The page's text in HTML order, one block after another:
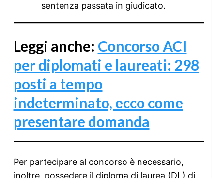
sentenza passata in giudicato.
Leggi anche: Concorso ACI
per diplomati e laureati: 298
posti a tempo
indeterminato, ecco come
presentare domanda
Per partecipare al concorso è necessario,
inoltre, possedere il diploma di laurea (DL) di